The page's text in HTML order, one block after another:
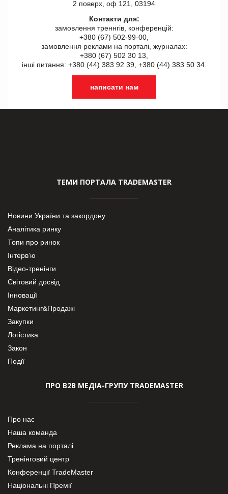
2 поверх, оф 121, 03194
Контакти для:
замовлення треннгів, конференцій:
+380 (67) 502-99-00,
замовлення реклами на порталі, журналах:
+380 (67) 502 30 13,
інші питання: +380 (44) 383 92 39, +380 (44) 383 50 34.
написати нам
ТЕМИ ПОРТАЛА TRADEMASTER
Новини України та закордону
Аналітика ринку
Топи про ринок
Інтерв’ю
Відео-тренінги
Світовий досвід
Інновації
Маркетинг&Продажі
Закупки
Логістика
Закон
Події
ПРО В2В МЕДІА-ГРУПУ TRADEMASTER
Про нас
Наша команда
Реклама на порталі
Тренінговий центр
Конференції TradeMaster
Національні Премії